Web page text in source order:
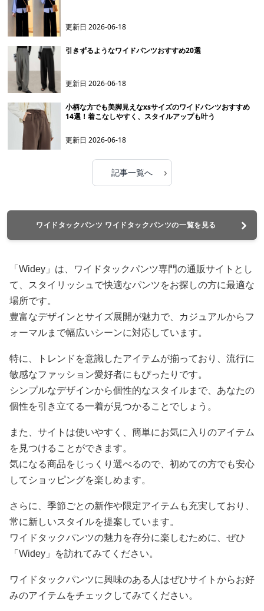
更新日2026-06-18
引きずるようなワイドパンツおすすめ20選
更新日2026-06-18
小柄な方でも美脚見えなxsサイズのワイドパンツおすすめ
14選！着こなしやすく、スタイルアップも叶う
更新日2026-06-18
記事一覧へ ›
ワイドタックパンツ ワイドタックパンツの一覧を見る
「Widey」は、ワイドタックパンツ専門の通販サイトとし
て、スタイリッシュで快適なパンツをお探しの方に最適な
場所です。
豊富なデザインとサイズ展開が魅力で、カジュアルからフ
ォーマルまで幅広いシーンに対応しています。
特に、トレンドを意識したアイテムが揃っており、流行に
敏感なファッション愛好者にもぴったりです。
シンプルなデザインから個性的なスタイルまで、あなたの
個性を引き立てる一着が見つかることでしょう。
また、サイトは使いやすく、簡単にお気に入りのアイテム
を見つけることができます。
気になる商品をじっくり選べるので、初めての方でも安心
してショッピングを楽しめます。
さらに、季節ごとの新作や限定アイテムも充実しており、
常に新しいスタイルを提案しています。
ワイドタックパンツの魅力を存分に楽しむために、ぜひ
「Widey」を訪れてみてください。
ワイドタックパンツに興味のある人はぜひサイトからお好
みのアイテムをチェックしてみてください。